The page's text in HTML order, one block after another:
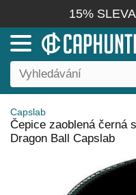
15%
Capslab
Čepice zaoblená černá
Dragon Ball Capslab